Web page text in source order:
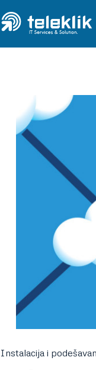
Instalacija i